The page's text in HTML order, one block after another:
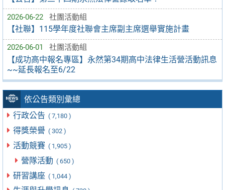
2026-06-22 社團活動組
【社聯】115學年度社聯會主席副主席選舉實施計畫
2026-06-01 社團活動組
【成功高中報名專區】永然第34期高中法律生活營活動訊息
~~延長報名至6/22
依公告類別彙總
行政公告 ( 7,180 )
得獎榮譽 ( 302 )
活動競賽 ( 1,905 )
營隊活動 ( 650 )
研習講座 ( 1,044 )